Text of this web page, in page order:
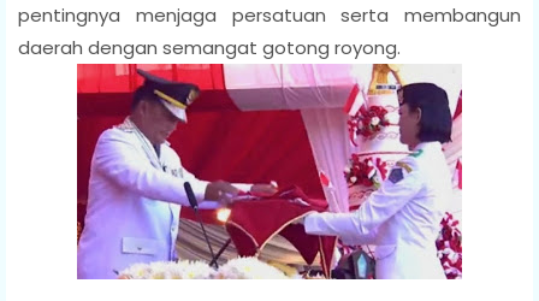
pentingnya menjaga persatuan serta membangun
daerah dengan semangat gotong royong.